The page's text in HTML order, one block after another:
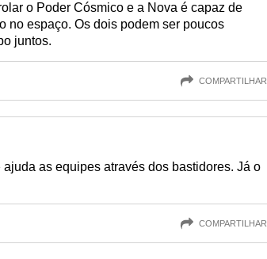
o Poder Cósmico e a Nova é capaz de
no espaço. Os dois podem ser poucos
juntos.
COMPARTILHAR
as equipes através dos bastidores. Já o
COMPARTILHAR